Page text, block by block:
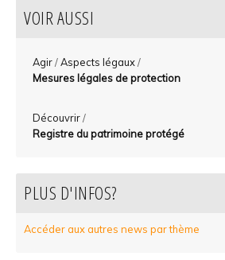
VOIR AUSSI
Agir/Aspects légaux/
Mesures légales de protection
Découvrir/
Registre du patrimoine protégé
PLUS D'INFOS?
Accéder aux autres news par thème